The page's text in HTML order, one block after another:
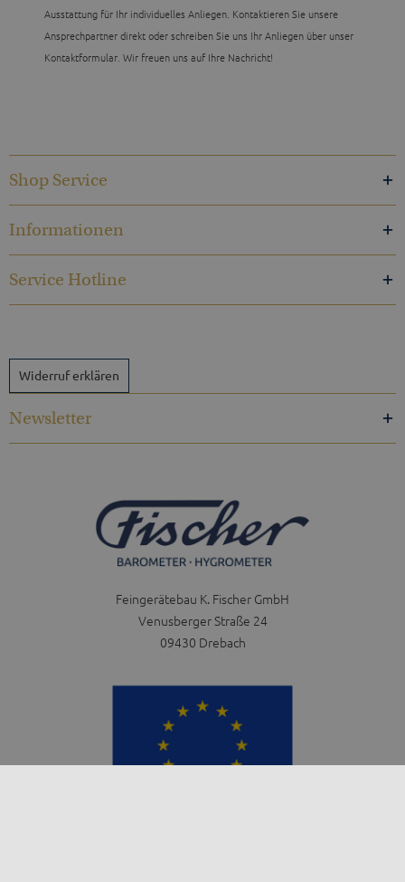
Ausstattung für Ihr individuelles Anliegen. Kontaktieren Sie unsere
Ansprechpartner direkt oder schreiben Sie uns Ihr Anliegen über unser
Kontaktformular. Wir freuen uns auf Ihre Nachricht!
Feingerätebau K. Fischer GmbH
Venusberger Straße 24
09430 Drebach
Shop Service
Informationen
Service Hotline
Widerruf erklären
Newsletter